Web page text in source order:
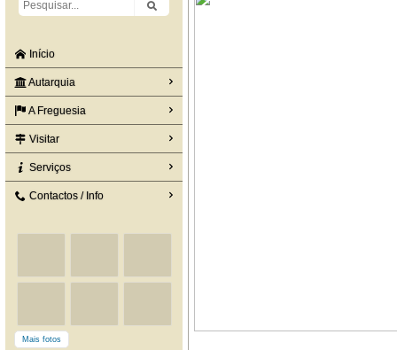
Início
Autarquia
A Freguesia
Visitar
Serviços
Contactos / Info
Mais fotos